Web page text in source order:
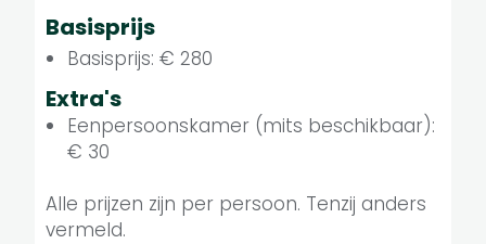
Basisprijs
Basisprijs: € 280
Extra's
Eenpersoonskamer (mits beschikbaar):
€ 30
Alle prijzen zijn per persoon. Tenzij anders
vermeld.